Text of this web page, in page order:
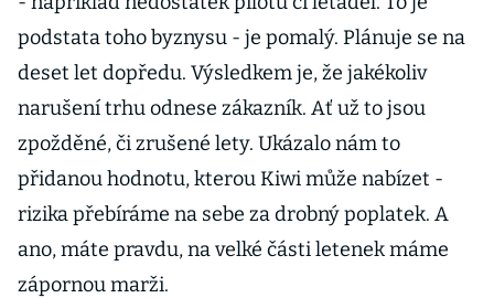
podstata toho byznysu - je pomalý. Plánuje se na
deset let dopředu. Výsledkem je, že jakékoliv
narušení trhu odnese zákazník. Ať už to jsou
zpožděné, či zrušené lety. Ukázalo nám to
přidanou hodnotu, kterou Kiwi může nabízet -
rizika přebíráme na sebe za drobný poplatek. A
ano, máte pravdu, na velké části letenek máme
zápornou marži.